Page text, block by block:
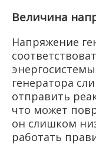
Величина
Напряжение
генератора
отправить
что может
он слишком
работать